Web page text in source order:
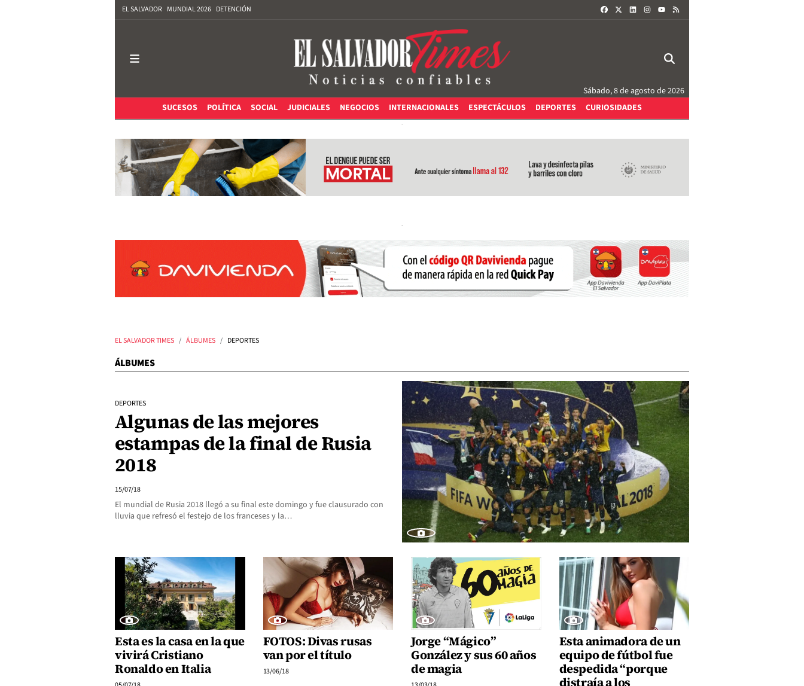
EL SALVADOR MUNDIAL 2026 DETENCIÓN FACEBOOKLINKEDININSTAGRAM
Sábado, 8 de agosto de 2026
SUCESOS
POLÍTICA SOCIAL JUDICIALES NEGOCIOS INTERNACIONALES ESPECTÁCULOS DEPORTES CURIOSIDADES
EL SALVADOR TIMES ÁLBUMES DEPORTES
ÁLBUMES
DEPORTES
Algunas de las mejores
estampas de la final de Rusia
2018
15/07/18
El mundial de Rusia 2018 llegó a su final este domingo y fue clausurado con
lluvia que refresó el festejo de los franceses y la…
Esta es la casa en la que
vivirá Cristiano
Ronaldo en Italia
FOTOS: Divas rusas
van por el título
13/06/18
Jorge “Mágico”
González y sus 60 años
de magia
Esta animadora de un
equipo de fútbol fue
despedida “porque
distraía a los